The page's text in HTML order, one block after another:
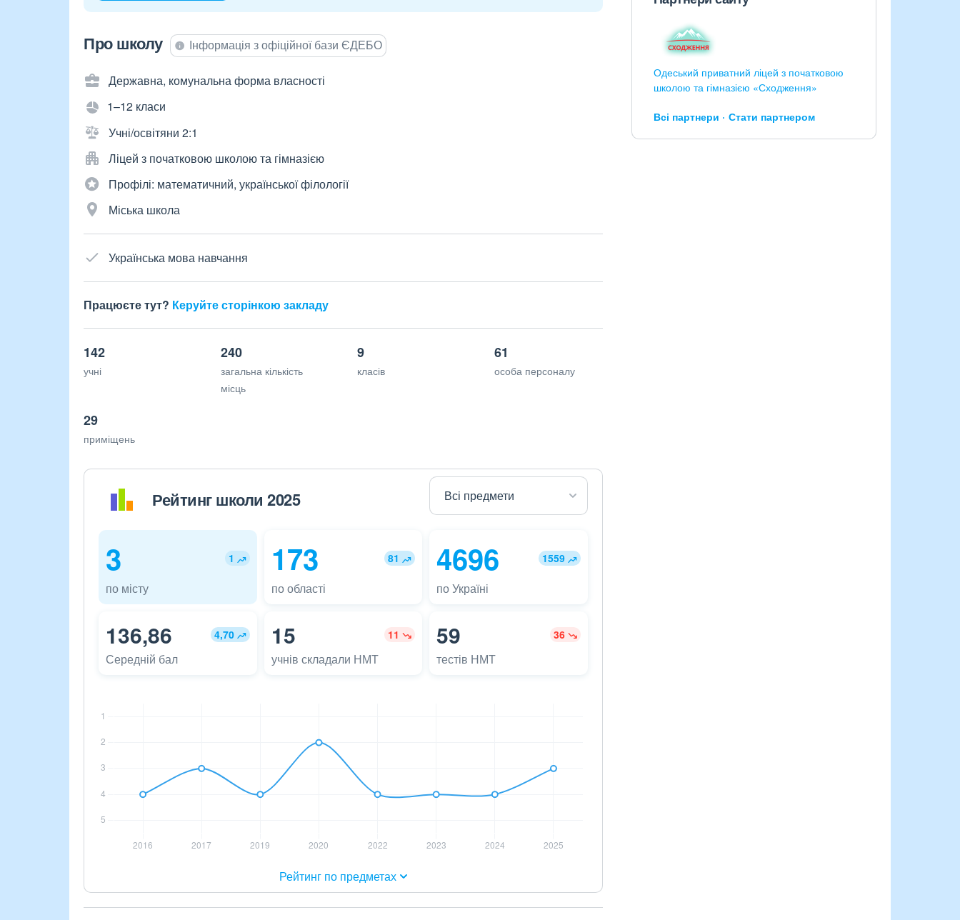
Про школу Інформація з офіційної бази ЄДЕБО
Державна, комунальна форма власності
1–12 класи
Учні/освітяни 2:1
Ліцей з початковою школою та гімназією
Профілі: математичний, української філології
Міська школа
Українська мова навчання
Працюєте тут? Керуйте сторінкою закладу
142
учні
240
загальна кількість
місць
9
класів
61
особа персоналу
29
приміщень
Рейтинг школи 2025
3 1
по місту
173 81
по області
4696 1559
по Україні
136,86 4,70
Середній бал
15 11
учнів складали НМТ
59 36
тестів НМТ
Рейтинг по предметах
Одеський приватний ліцей з початковою
школою та гімназією «Сходження»
Всі партнери Стати партнером